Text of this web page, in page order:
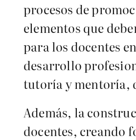
procesos de
elementos que
para los docentes
desarrollo
tutoría y mentoría,
Además, la
docentes, creando